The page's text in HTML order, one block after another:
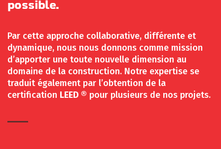
possible.
Par cette approche collaborative, différente et
dynamique, nous nous donnons comme mission
d’apporter une toute nouvelle dimension au
domaine de la construction. Notre expertise se
traduit également par l’obtention de la
certification LEED ® pour plusieurs de nos projets.